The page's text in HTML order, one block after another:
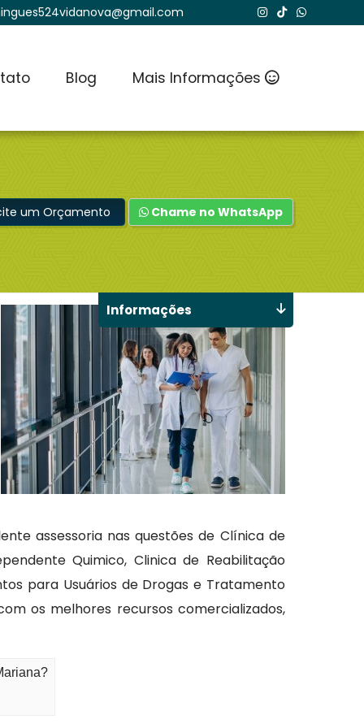
Blog Mais Informações
um Orçamento Chame no WhatsApp
assessoria nas questões de Clínica de
Quimico, Clinica de Reabilitação
para Usuários de Drogas e Tratamento
os melhores recursos comercializados,
Informações